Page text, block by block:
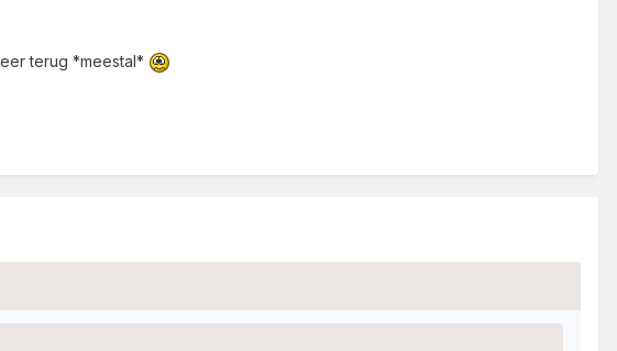
terug *meestal*